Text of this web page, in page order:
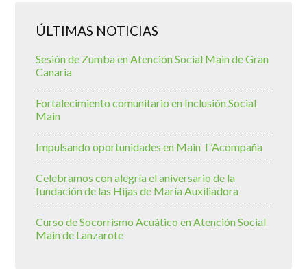
ÚLTIMAS NOTICIAS
Sesión de Zumba en Atención Social Main de Gran
Canaria
Fortalecimiento comunitario en Inclusión Social
Main
Impulsando oportunidades en Main T’Acompaña
Celebramos con alegría el aniversario de la
fundación de las Hijas de María Auxiliadora
Curso de Socorrismo Acuático en Atención Social
Main de Lanzarote